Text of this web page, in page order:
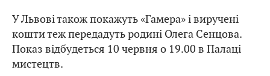
У Львові також покажуть «Гамера» і виручені
кошти теж передадуть родині Олега Сенцова.
Показ відбудеться 10 червня о 19.00 в Палаці
мистецтв.